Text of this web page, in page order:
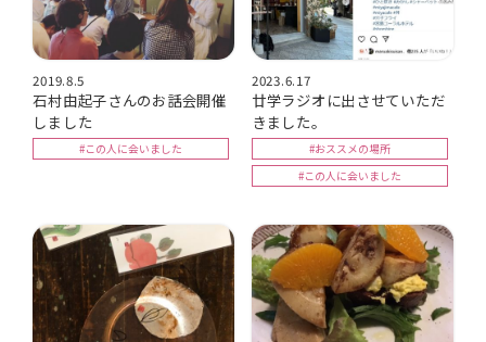
2019.8.5
石村由起子さんのお話会開催
しました
#この人に会いました
2023.6.17
廿学ラジオに出させていただ
きました。
#おススメの場所
#この人に会いました